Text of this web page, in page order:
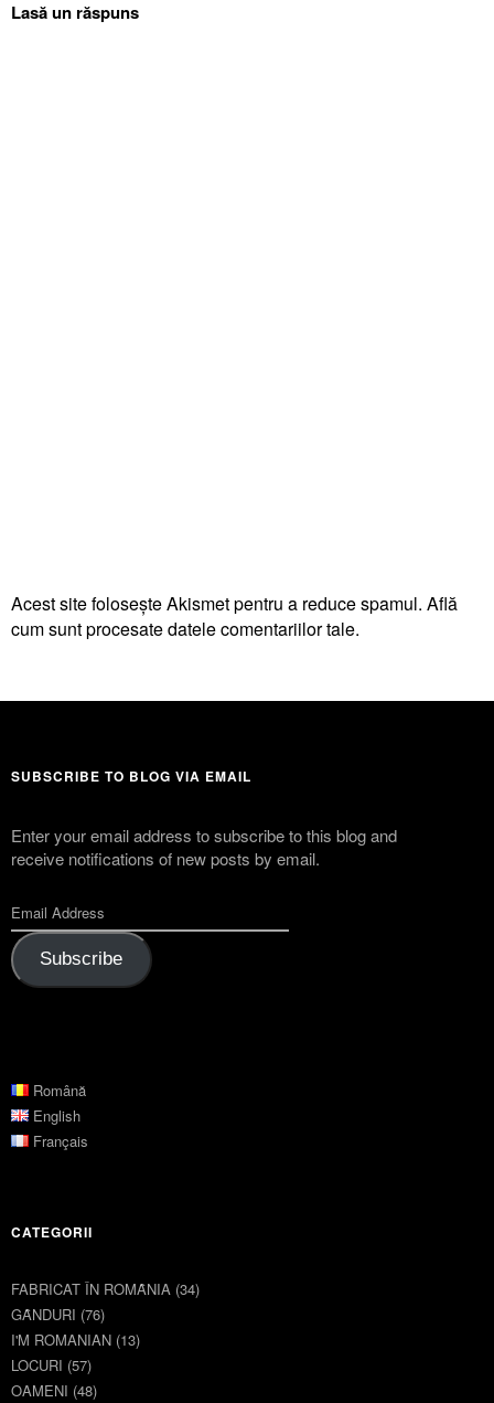
Lasă un răspuns
Acest site folosește Akismet pentru a reduce spamul. Află
cum sunt procesate datele comentariilor tale.
SUBSCRIBE TO BLOG VIA EMAIL
Enter your email address to subscribe to this blog and
receive notifications of new posts by email.
Subscribe
Română
English
Français
CATEGORII
FABRICAT ÎN ROMȂNIA (34)
GȂNDURI (76)
I'M ROMANIAN (13)
LOCURI (57)
OAMENI (48)